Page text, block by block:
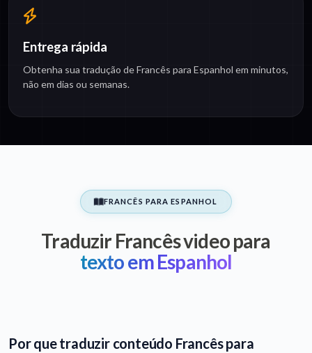
Entrega rápida
Obtenha sua tradução de Francês para Espanhol em minutos,
não em dias ou semanas.
FRANCÊS PARA ESPANHOL
Traduzir Francês video para
texto em Espanhol
Por que traduzir conteúdo Francês para